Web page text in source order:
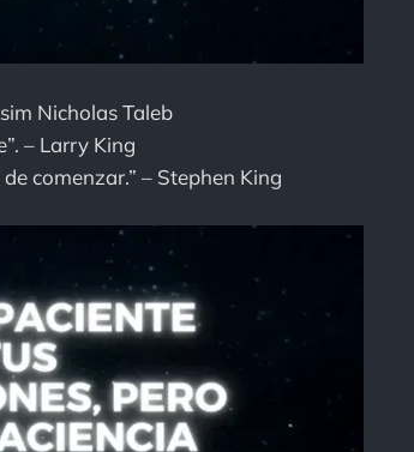
Nicholas Taleb
– Larry King
comenzar.” – Stephen King